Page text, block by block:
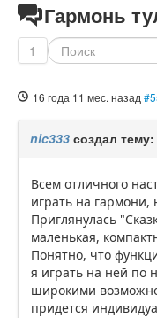
Гармонь
1
16 года 11 мес. назад
nic333 создал тему:
Всем отличного
играть на
Приглянулась
маленькая,
Понятно, что
я играть на ней по
широкими
придется